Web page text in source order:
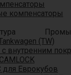
компенсаторы
(TW)
внутренним
Еврокубов